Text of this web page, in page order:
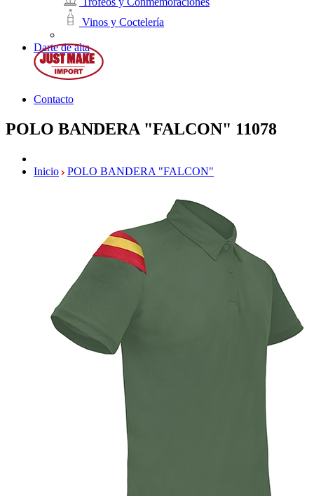
Vinos y Coctelería
Darte de alta
Contacto
POLO BANDERA "FALCON" 11078
Inicio POLO BANDERA "FALCON"